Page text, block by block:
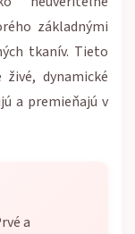
základnými
tkanív. Tieto
dynamické
a premieňajú v
a